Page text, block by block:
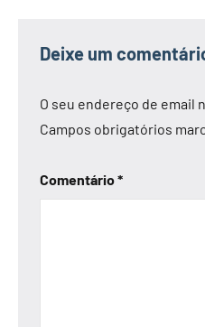
Deixe um
O seu endereço de email
Campos obrigatórios
Comentário*